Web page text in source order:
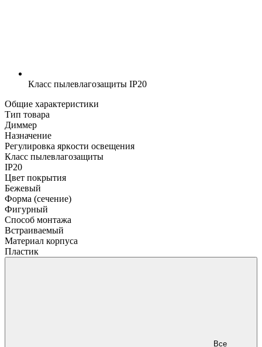
Класс пылевлагозащиты IP20
Общие характеристики
Тип товара
Диммер
Назначение
Регулировка яркости освещения
Класс пылевлагозащиты
IP20
Цвет покрытия
Бежевый
Форма (сечение)
Фигурный
Способ монтажа
Встраиваемый
Материал корпуса
Пластик